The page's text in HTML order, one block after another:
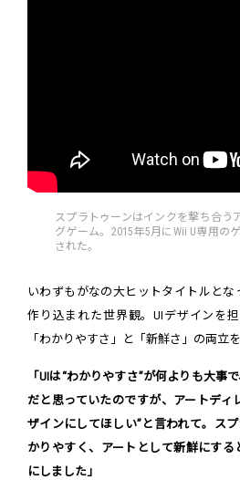
スプラトゥーンはインクを撃ち合う
グゲーム。2015年5月にWii U専用の
された。
いわずもがなの大ヒットタイトルと
作り込まれた世界観。UIデザインを
「わかりやすさ」と「新鮮さ」の両立
「UIは“わかりやすさ”が何よりも大事
だと思っていたのですが、アートディ
ザインにしてほしい”と言われて。ス
かりやすく、アートとして新鮮にす
にしました」